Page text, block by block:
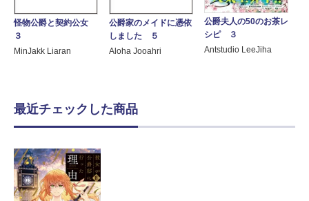
怪物公爵と契約公女
３
MinJakk Liaran
公爵家のメイドに憑依
しました ５
Aloha Jooahri
公爵夫人の50のお茶レ
シピ ３
Antstudio LeeJiha
最近チェックした商品